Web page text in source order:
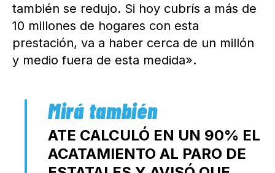
también se redujo. Si hoy cubrís a más de
10 millones de hogares con esta
prestación, va a haber cerca de un millón
y medio fuera de esta medida».
ATE CALCULÓ EN UN 90% EL
ACATAMIENTO AL PARO DE